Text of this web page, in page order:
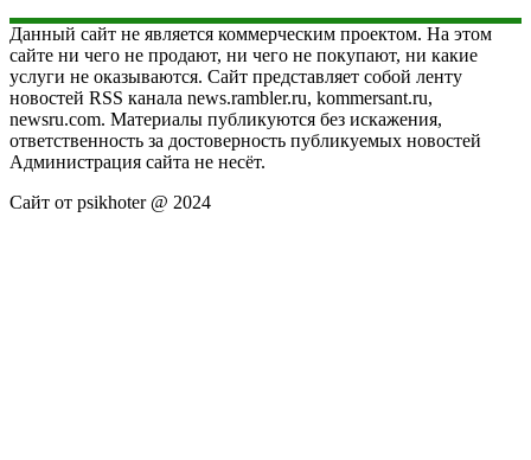
Данный сайт не является коммерческим проектом. На этом
сайте ни чего не продают, ни чего не покупают, ни какие
услуги не оказываются. Сайт представляет собой ленту
новостей RSS канала news.rambler.ru, kommersant.ru,
newsru.com. Материалы публикуются без искажения,
ответственность за достоверность публикуемых новостей
Администрация сайта не несёт.
Сайт от psikhoter @ 2024